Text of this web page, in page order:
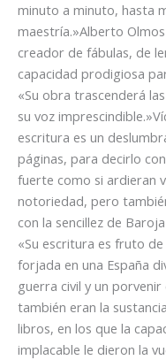
minuto a minuto, hasta
maestría.»Alberto
creador de fábulas, de
capacidad prodigiosa
«Su obra trascenderá
su voz
escritura es un
páginas, para decirlo
fuerte como si ardieran
notoriedad, pero
con la sencillez de
«Su escritura es fruto
forjada en una España
guerra civil y un
también eran la
libros, en los que la
implacable le dieron la